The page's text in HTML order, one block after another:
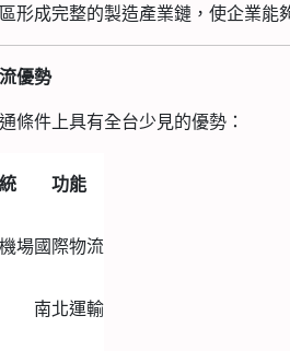
形成完整的製造產業鏈，使企業能
優勢
條件上具有全台少見的優勢：
功能
場國際物流
南北運輸